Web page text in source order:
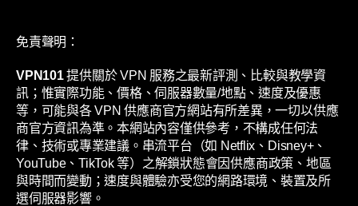
免責聲明：
VPN101提供關於 VPN 服務之最新評測、比較與教學資
訊；惟實際功能、價格、伺服器數量/地點、速度及優惠
等，可能與各 VPN 供應商官方網站有所差異，一切以供應
商官方資訊為準。本網站內容僅供參考，不構成任何法
律、技術或專業建議。串流平台（如 Netflix、Disney+、
YouTube、TikTok 等）之解鎖狀態會因供應商政策、地區
與時間而變動；速度與體驗亦受您的網路環境、裝置及所
選伺服器影響。